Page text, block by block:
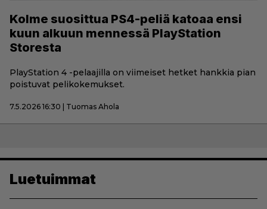
Kolme suosittua PS4-peliä katoaa ensi
kuun alkuun mennessä PlayStation
Storesta
PlayStation 4 -pelaajilla on viimeiset hetket hankkia pian
poistuvat pelikokemukset.
7.5.2026 16:30 | Tuomas Ahola
Luetuimmat